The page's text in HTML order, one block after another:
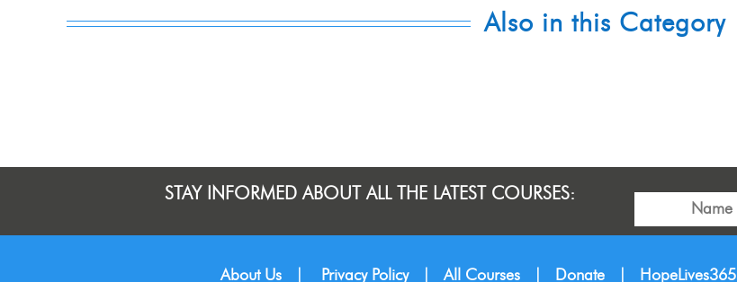
Also in this Category
STAY INFORMED ABOUT ALL THE LATEST COURSES:
About Us Privacy Policy All Courses Donate HopeLives365